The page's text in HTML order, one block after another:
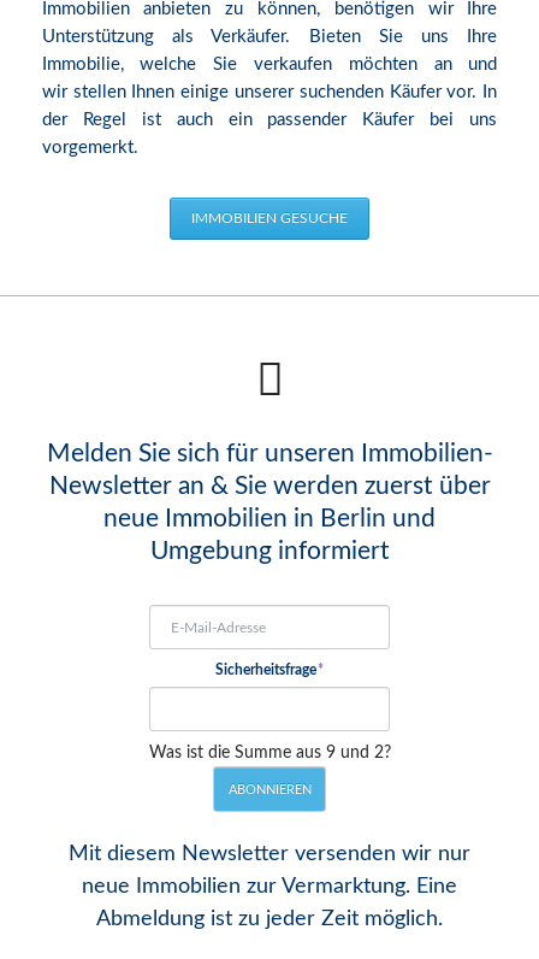
Immobilien anbieten zu können, benötigen wir Ihre
Unterstützung als Verkäufer. Bieten Sie uns Ihre
Immobilie, welche Sie verkaufen möchten an und
wir stellen Ihnen einige unserer suchenden Käufer vor. In
der Regel ist auch ein passender Käufer bei uns
vorgemerkt.
IMMOBILIEN GESUCHE
Melden Sie sich für unseren Immobilien-
Newsletter an & Sie werden zuerst über
neue Immobilien in Berlin und
Umgebung informiert
Pflichtfeld
Sicherheitsfrage*
Was ist die Summe aus 9 und 2?
ABONNIEREN
Mit diesem Newsletter versenden wir nur
neue Immobilien zur Vermarktung. Eine
Abmeldung ist zu jeder Zeit möglich.